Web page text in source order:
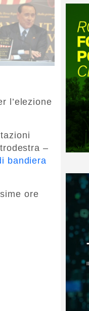
l’elezione
–
bandiera
ore